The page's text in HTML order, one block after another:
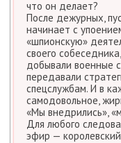
что он делает?
После дежурных,
начинает с
«шпионскую»
своего
добывали военные
передавали
спецслужбам. И в
самодовольное,
«Мы внедрились»,
Для любого
эфир —